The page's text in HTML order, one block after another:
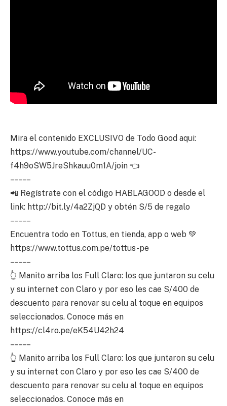
Mira el contenido EXCLUSIVO de Todo Good aqui:
https://www.youtube.com/channel/UC-
f4h9oSW5JreShkauu0m1A/join 👈
– – – – –
📲 Regístrate con el código HABLAGOOD o desde el
link: http://bit.ly/4a2ZjQD y obtén S/5 de regalo
– – – – –
Encuentra todo en Tottus, en tienda, app o web 💚
https://www.tottus.com.pe/tottus-pe
– – – – –
👆 Manito arriba los Full Claro: los que juntaron su celu
y su internet con Claro y por eso les cae S/400 de
descuento para renovar su celu al toque en equipos
seleccionados. Conoce más en
https://cl4ro.pe/eK54U42h24
– – – – –
👆 Manito arriba los Full Claro: los que juntaron su celu
y su internet con Claro y por eso les cae S/400 de
descuento para renovar su celu al toque en equipos
seleccionados. Conoce más en